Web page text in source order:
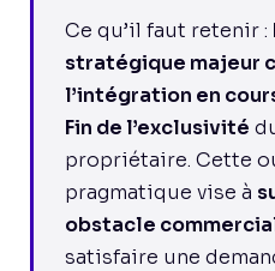
Ce qu’il faut retenir :
stratégique majeur
l’intégration en
Fin de l’exclusivité
propriétaire. Cette
pragmatique vise à
obstacle
satisfaire une